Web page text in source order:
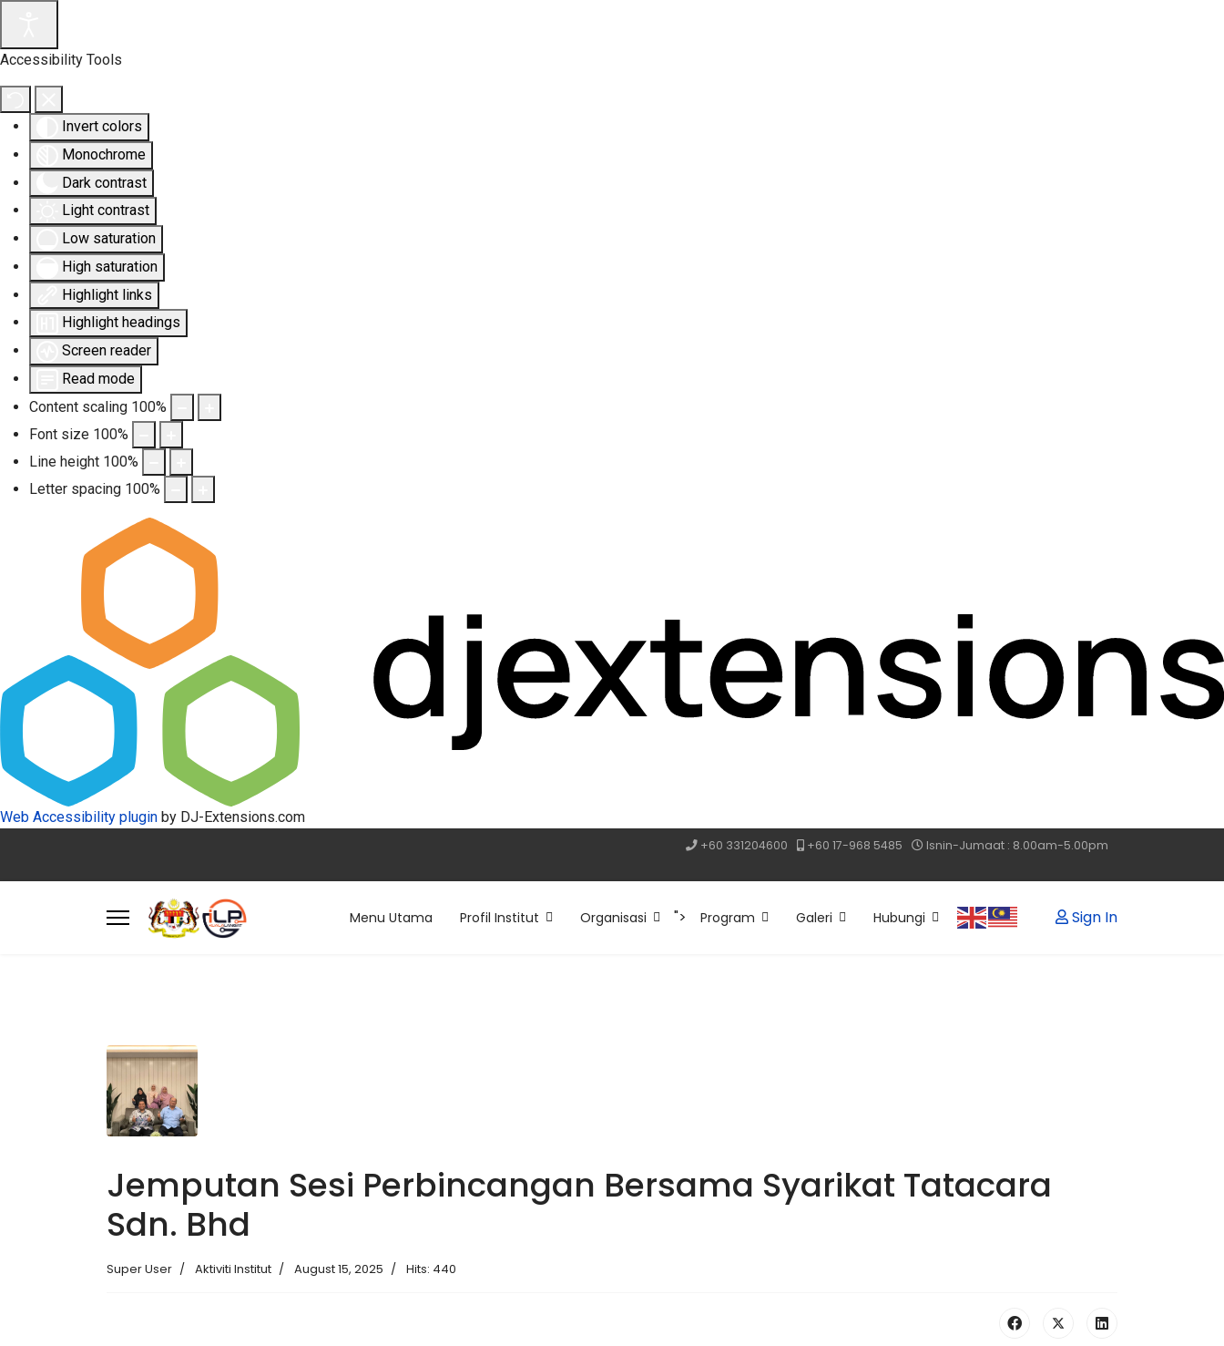
Accessibility Tools
Invert colors
Monochrome
Dark contrast
Light contrast
Low saturation
High saturation
Highlight links
Highlight headings
Screen reader
Read mode
Content scaling 100%
Font size 100%
Line height 100%
Letter spacing 100%
Web Accessibility plugin by DJ-Extensions.com
+60 331204600 +60 17-968 5485 Isnin-Jumaat : 8.00am-5.00pm
Menu Utama Profil Institut Organisasi "> Program Galeri Hubungi Sign In
Jemputan Sesi Perbincangan Bersama Syarikat Tatacara
Sdn. Bhd
Super User Aktiviti Institut August 15, 2025 Hits: 440